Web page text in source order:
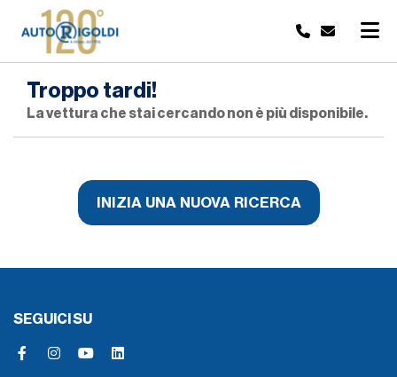
Troppo tardi!
La vettura che stai cercando non è più disponibile.
INIZIA UNA NUOVA RICERCA
SEGUICI SU